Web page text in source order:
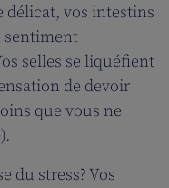
délicat, vos intestins
sentiment
selles se liquéfient
de devoir
que vous ne
du stress? Vos